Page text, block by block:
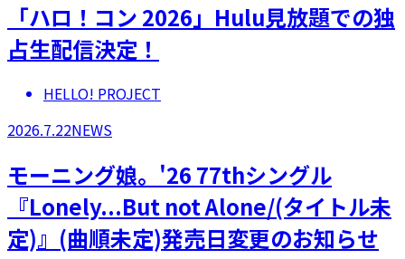
「ハロ！コン 2026」Hulu見放題での独
占生配信決定！
HELLO! PROJECT
2026.7.22NEWS
モーニング娘。'26 77thシングル
『Lonely...But not Alone/(タイトル未
定)』(曲順未定)発売日変更のお知らせ